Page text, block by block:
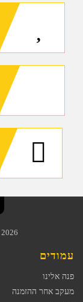
2026
עמודים
פנה אלינו
מעקב אחר ההזמנה